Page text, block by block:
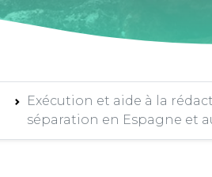
Exécution et aide à la
séparation en Espagne et